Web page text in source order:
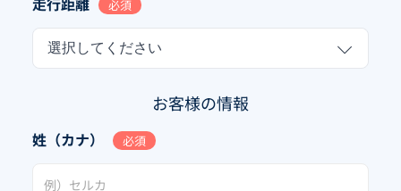
必須
選択してください
お客様の情報
姓（カナ） 必須